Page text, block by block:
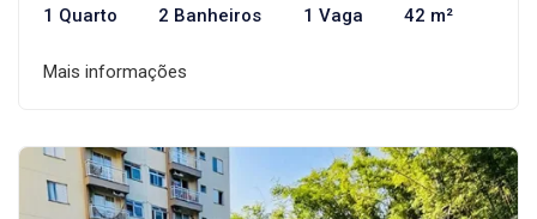
1 Quarto 2 Banheiros 1 Vaga 42 m²
Mais informações